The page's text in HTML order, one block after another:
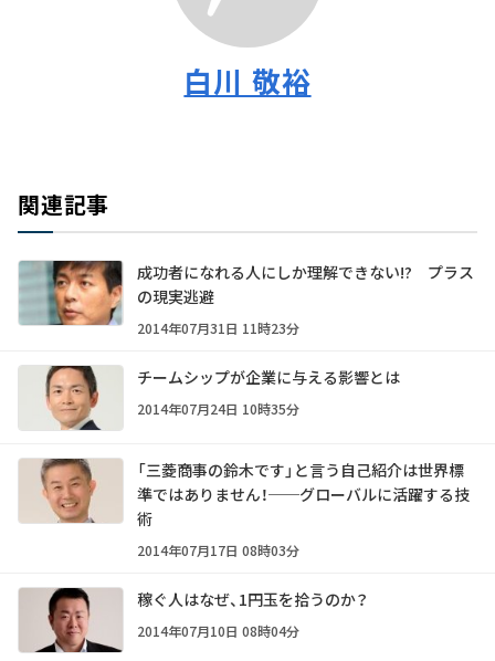
白川 敬裕
関連記事
成功者になれる人にしか理解できない!? プラス
の現実逃避
2014年07月31日 11時23分
チームシップが企業に与える影響とは
2014年07月24日 10時35分
「三菱商事の鈴木です」と言う自己紹介は世界標
準ではありません！──グローバルに活躍する技
術
2014年07月17日 08時03分
稼ぐ人はなぜ、1円玉を拾うのか？
2014年07月10日 08時04分